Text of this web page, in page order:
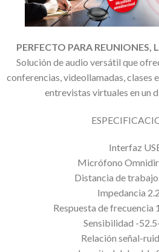
PERFECTO PARA REUNIONES,
Solución de audio versátil que
conferencias, videollamadas, clases
entrevistas virtuales en un
Interfaz
Micrófono
Distancia de
Impedancia
Respuesta de
Sensibilidad -
Relación señal-